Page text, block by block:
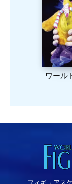
ワール
フィギュアス